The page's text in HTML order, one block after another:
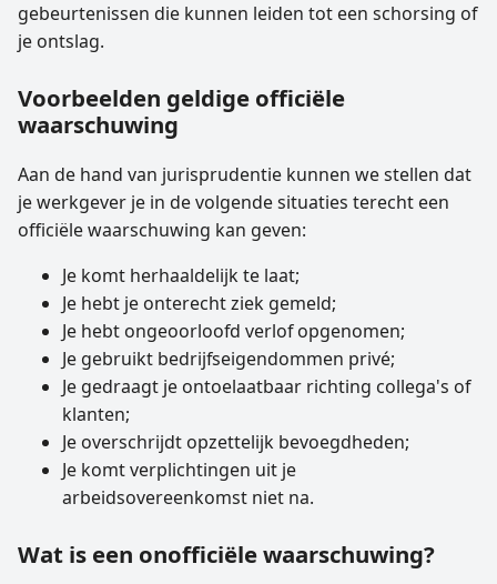
gebeurtenissen die kunnen leiden tot een schorsing of
je ontslag.
Voorbeelden geldige officiële
waarschuwing
Aan de hand van jurisprudentie kunnen we stellen dat
je werkgever je in de volgende situaties terecht een
officiële waarschuwing kan geven:
Je komt herhaaldelijk te laat;
Je hebt je onterecht ziek gemeld;
Je hebt ongeoorloofd verlof opgenomen;
Je gebruikt bedrijfseigendommen privé;
Je gedraagt je ontoelaatbaar richting collega's of
klanten;
Je overschrijdt opzettelijk bevoegdheden;
Je komt verplichtingen uit je
arbeidsovereenkomst niet na.
Wat is een onofficiële waarschuwing?